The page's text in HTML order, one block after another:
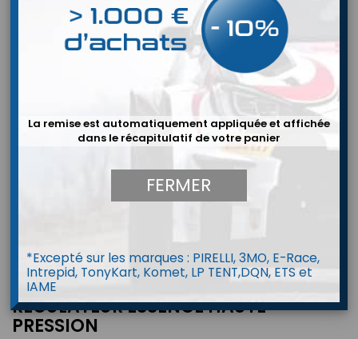
RÉGULATEUR ESSENCE HAUTE
PRESSION
La remise est automatiquement appliquée et affichée
dans le récapitulatif de votre panier
FERMER
*Excepté sur les marques : PIRELLI, 3MO, E-Race,
Intrepid, TonyKart, Komet, LP TENT,DQN, ETS et
IAME